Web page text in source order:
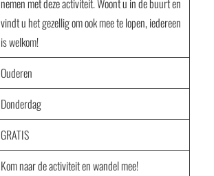
nemen met deze activiteit. Woont u in de buurt en
vindt u het gezellig om ook mee te lopen, iedereen
is welkom!
Ouderen
Donderdag
GRATIS
Kom naar de activiteit en wandel mee!